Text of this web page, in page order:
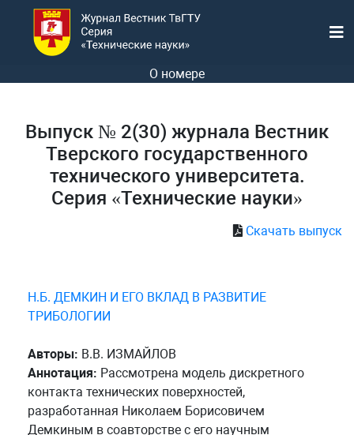
О номере
Выпуск № 2(30) журнала Вестник
Тверского государственного
технического университета.
Серия «Технические науки»
Скачать выпуск
Н.Б. ДЕМКИН И ЕГО ВКЛАД В РАЗВИТИЕ
ТРИБОЛОГИИ
Авторы: В.В. ИЗМАЙЛОВ
Аннотация: Рассмотрена модель дискретного
контакта технических поверхностей,
разработанная Николаем Борисовичем
Демкиным в соавторстве с его научным